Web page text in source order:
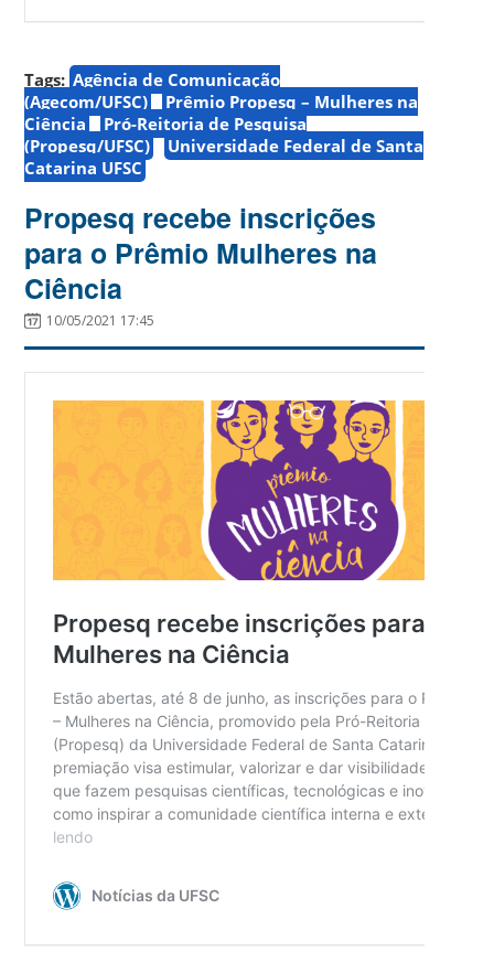
Tags: Agência de Comunicação
(Agecom/UFSC)
Prêmio Propesq – Mulheres na
Ciência
Pró-Reitoria de Pesquisa
(Propesq/UFSC)
Universidade Federal de Santa
Catarina UFSC
Propesq recebe inscrições
para o Prêmio Mulheres na
Ciência
10/05/2021 17:45